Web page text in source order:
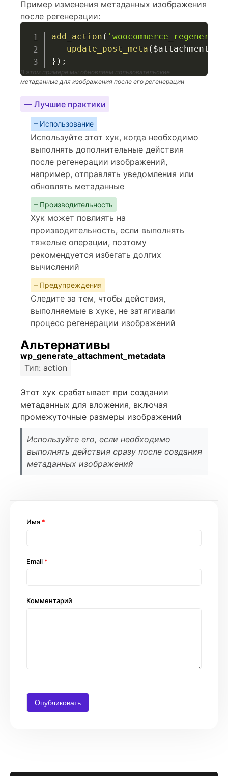
Пример изменения метаданных изображения
после регенерации:
add_action (
update_post_meta ( $attachment_id
} ) ;
В этом примере мы обновляем пользовательские
метаданные для изображения после его регенерации
— Лучшие практики
– Использование
Используйте этот хук, когда необходимо
выполнять дополнительные действия
после регенерации изображений,
например, отправлять уведомления или
обновлять метаданные
– Производительность
Хук может повлиять на
производительность, если выполнять
тяжелые операции, поэтому
рекомендуется избегать долгих
вычислений
– Предупреждения
Следите за тем, чтобы действия,
выполняемые в хуке, не затягивали
процесс регенерации изображений
Альтернативы
wp_generate_attachment_metadata
Тип: action
Этот хук срабатывает при создании
метаданных для вложения, включая
промежуточные размеры изображений
Используйте его, если необходимо
выполнять действия сразу после создания
метаданных изображений
Комментарий
Имя *
Email *